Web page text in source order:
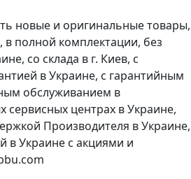
новые и оригинальные товары,
в полной комплектации, без
со склада в г. Киев, с
в Украине, с гарантийным
обслуживанием в
сервисных центрах в Украине,
Производителя в Украине,
в Украине с акциями и